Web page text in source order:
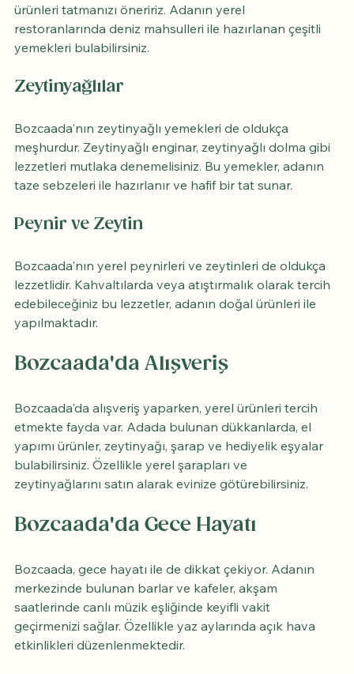
ürünleri tatmanızı öneririz. Adanın yerel
restoranlarında deniz mahsulleri ile hazırlanan çeşitli
yemekleri bulabilirsiniz.
Zeytinyağlılar
Bozcaada'nın zeytinyağlı yemekleri de oldukça
meşhurdur. Zeytinyağlı enginar, zeytinyağlı dolma gibi
lezzetleri mutlaka denemelisiniz. Bu yemekler, adanın
taze sebzeleri ile hazırlanır ve hafif bir tat sunar.
Peynir ve Zeytin
Bozcaada'nın yerel peynirleri ve zeytinleri de oldukça
lezzetlidir. Kahvaltılarda veya atıştırmalık olarak tercih
edebileceğiniz bu lezzetler, adanın doğal ürünleri ile
yapılmaktadır.
Bozcaada'da Alışveriş
Bozcaada'da alışveriş yaparken, yerel ürünleri tercih
etmekte fayda var. Adada bulunan dükkanlarda, el
yapımı ürünler, zeytinyağı, şarap ve hediyelik eşyalar
bulabilirsiniz. Özellikle yerel şarapları ve
zeytinyağlarını satın alarak evinize götürebilirsiniz.
Bozcaada'da Gece Hayatı
Bozcaada, gece hayatı ile de dikkat çekiyor. Adanın
merkezinde bulunan barlar ve kafeler, akşam
saatlerinde canlı müzik eşliğinde keyifli vakit
geçirmenizi sağlar. Özellikle yaz aylarında açık hava
etkinlikleri düzenlenmektedir.